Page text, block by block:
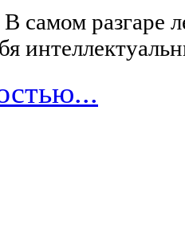
В самом разгаре